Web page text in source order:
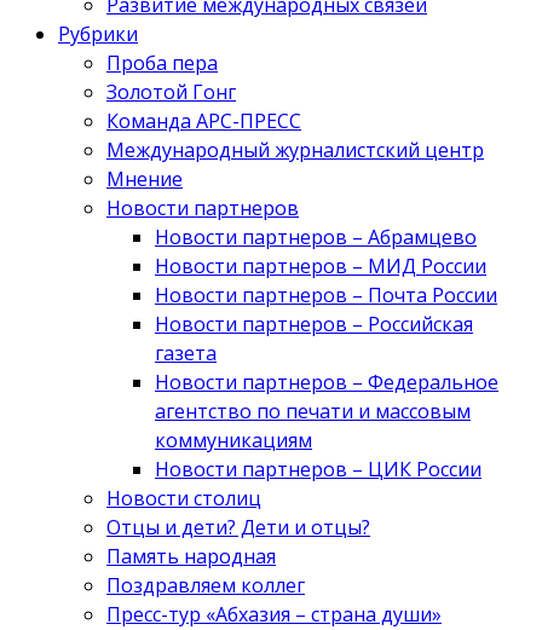
Рубрики
Проба пера
Золотой Гонг
Команда АРС-ПРЕСС
Международный журналистский центр
Мнение
Новости партнеров
Новости партнеров – Абрамцево
Новости партнеров – МИД России
Новости партнеров – Почта России
Новости партнеров – Российская
газета
Новости партнеров – Федеральное
агентство по печати и массовым
коммуникациям
Новости партнеров – ЦИК России
Новости столиц
Отцы и дети? Дети и отцы?
Память народная
Поздравляем коллег
Пресс-тур «Абхазия – страна души»